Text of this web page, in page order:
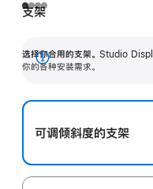
支架
选择你合用的支架。 Studio
你的各种安装需求。
展
可调倾斜度的支架